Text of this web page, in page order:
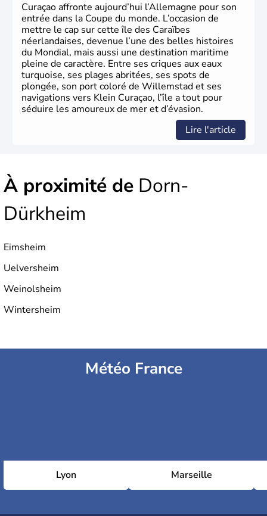
Curaçao affronte aujourd’hui l’Allemagne pour son
entrée dans la Coupe du monde. L’occasion de
mettre le cap sur cette île des Caraïbes
néerlandaises, devenue l’une des belles histoires
du Mondial, mais aussi une destination maritime
pleine de caractère. Entre ses criques aux eaux
turquoise, ses plages abritées, ses spots de
plongée, son port coloré de Willemstad et ses
navigations vers Klein Curaçao, l’île a tout pour
séduire les amoureux de mer et d’évasion.
Lire l'article
À proximité de Dorn-
Dürkheim
Eimsheim
Uelversheim
Weinolsheim
Wintersheim
Météo France
Lyon Marseille